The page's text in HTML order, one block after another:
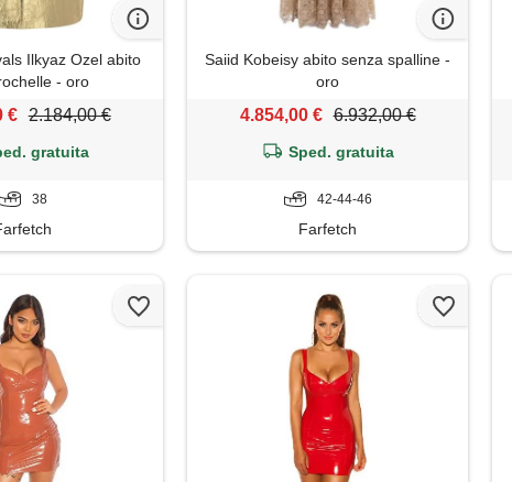
Ilkyaz Ozel abito
- oro
€ 2.184,00 €
gratuita
38
Saiid Kobeisy abito senza spalline -
oro
4.854,00 € 6.932,00 €
Sped. gratuita
42-44-46
Farfetch